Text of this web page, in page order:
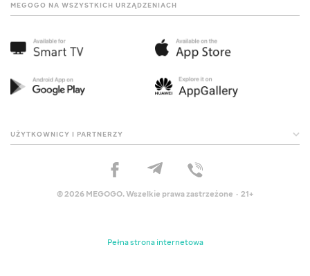
MEGOGO NA WSZYSTKICH URZĄDZENIACH
UŻYTKOWNICY I PARTNERZY
© 2026 MEGOGO. Wszelkie prawa zastrzeżone · 21+
Pełna strona internetowa